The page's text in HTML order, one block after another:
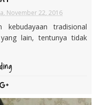
November 22, 2016
kebudayaan tradisional
lain, tentunya tidak